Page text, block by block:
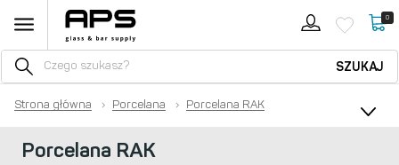
0
SZUKAJ
Strona główna › Porcelana › Porcelana RAK
Porcelana RAK